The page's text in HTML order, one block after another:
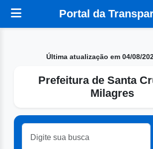
Portal da
Última atualização em 04/08/
Prefeitura de Santa
Milagres